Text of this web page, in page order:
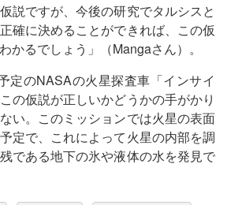
説ですが、今後の研究でタルシスと
確に決めることができれば、この仮
かるでしょう」（Mangaさん）。
定のNASAの火星探査車「インサイ
の仮説が正しいかどうかの手がかり
い。このミッションでは火星の表面
定で、これによって火星の内部を調
である地下の氷や液体の水を発見で